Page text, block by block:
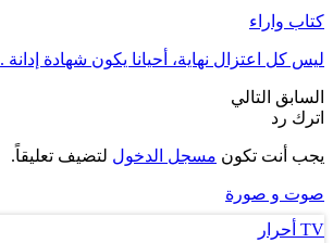
كتاب واراء
ليس كل اعتزال نهاية، أحيانا يكون شهادة إدانة .
السابق التالي
اترك رد
يجب أنت تكون مسجل الدخول لتضيف تعليقاً.
صوت و صورة
TV أحرار